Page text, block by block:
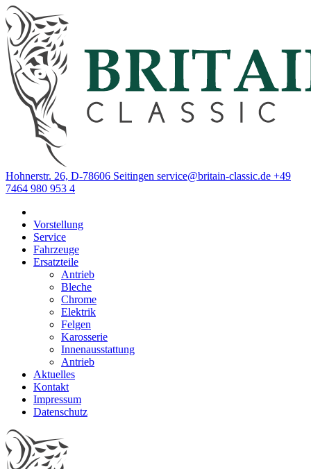
Hohnerstr. 26, D-78606 Seitingen service@britain-classic.de +49
7464 980 953 4
Vorstellung
Service
Fahrzeuge
Ersatzteile
Antrieb
Bleche
Chrome
Elektrik
Felgen
Karosserie
Innenausstattung
Antrieb
Aktuelles
Kontakt
Impressum
Datenschutz